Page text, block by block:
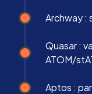
Archway :
Quasar :
ATOM/
Aptos :